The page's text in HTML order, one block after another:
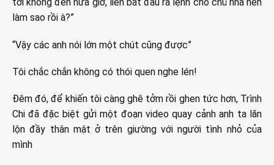
tới không đến nửa giờ, liền bắt đầu ra lệnh cho chủ nhà nên
làm sao rồi à?”
“Vậy các anh nói lớn một chút cũng được”
Tôi chắc chắn không có thói quen nghe lén!
Đêm đó, để khiến tôi càng ghê tởm rồi ghen tức hơn, Trình
Chi đã đặc biệt gửi một đoạn video quay cảnh anh ta lăn
lộn đầy thân mật ở trên giường với người tình nhỏ của
mình